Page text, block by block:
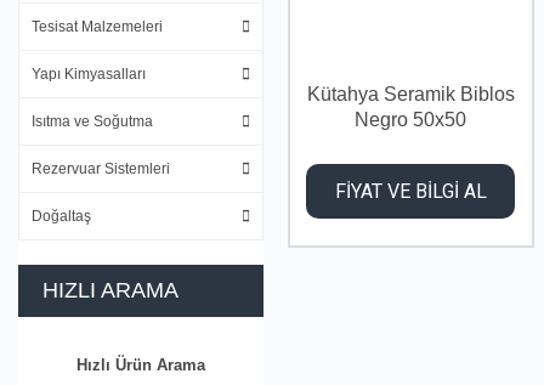
Tesisat Malzemeleri
Yapı Kimyasalları
Isıtma ve Soğutma
Rezervuar Sistemleri
Doğaltaş
HIZLI ARAMA
Hızlı Ürün Arama
Kütahya Seramik Biblos
Negro 50x50
FİYAT VE BİLGİ AL